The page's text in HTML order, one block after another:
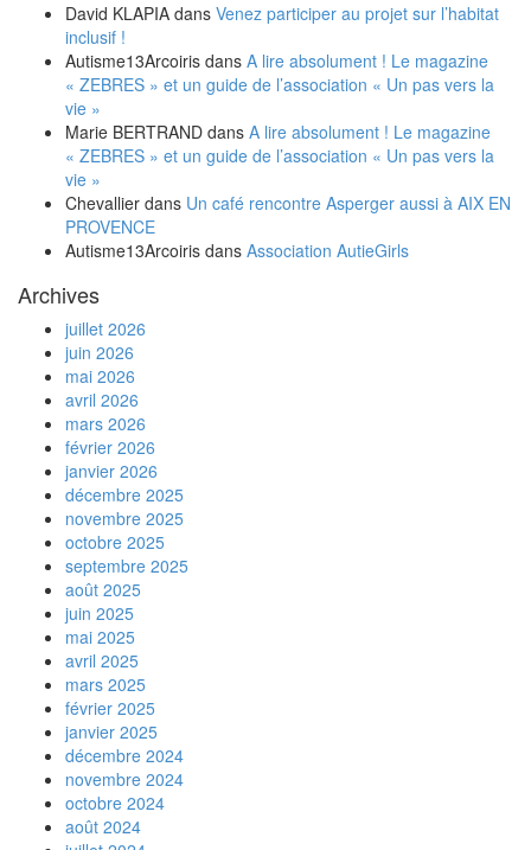
David KLAPIA dans Venez participer au projet sur l’habitat
inclusif !
Autisme13Arcoiris dans A lire absolument ! Le magazine
« ZEBRES » et un guide de l’association « Un pas vers la
vie »
Marie BERTRAND dans A lire absolument ! Le magazine
« ZEBRES » et un guide de l’association « Un pas vers la
vie »
Chevallier dans Un café rencontre Asperger aussi à AIX EN
PROVENCE
Autisme13Arcoiris dans Association AutieGirls
Archives
juillet 2026
juin 2026
mai 2026
avril 2026
mars 2026
février 2026
janvier 2026
décembre 2025
novembre 2025
octobre 2025
septembre 2025
août 2025
juin 2025
mai 2025
avril 2025
mars 2025
février 2025
janvier 2025
décembre 2024
novembre 2024
octobre 2024
août 2024